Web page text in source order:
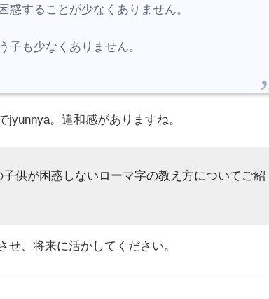
することが少なくありません。
子も少なくありません。
。違和感がありますね。
供が困惑しないローマ字の教え方についてご紹
、将来に活かしてください。